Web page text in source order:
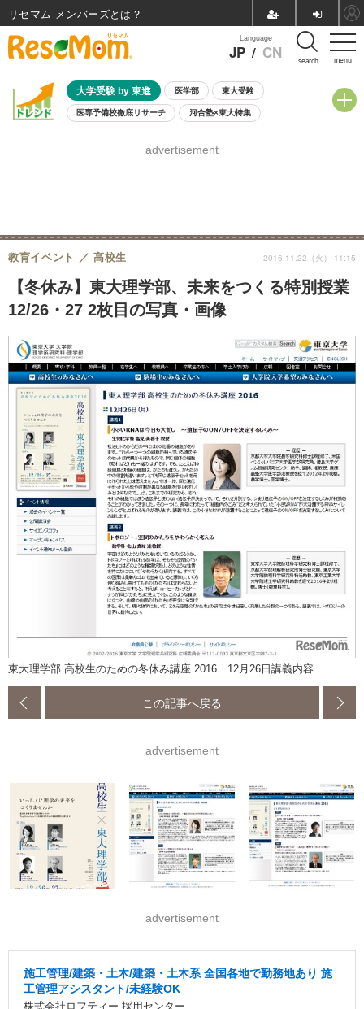
menu
Language
JP / CN search
大学受験 by 東進 医学部 東大受験
医専予備校徹底リサーチ 河合塾×東大特集
8月開催学校説明会・相談会
advertisement
【冬休み】東大理学部、未来をつくる特別授業
12/26・27 2枚目の写真・画像
教育イベント 高校生 2016.11.22（火） 11:15
東大理学部 高校生のための冬休み講座 2016 12月26日講義内容
この記事へ戻る
advertisement
advertisement
施工管理/建築・土木/建築・土木系 全国各地で勤務地あり 施
工管理アシスタント/未経験OK
株式会社ロフティー 採用センター
リセマム メンバーズ